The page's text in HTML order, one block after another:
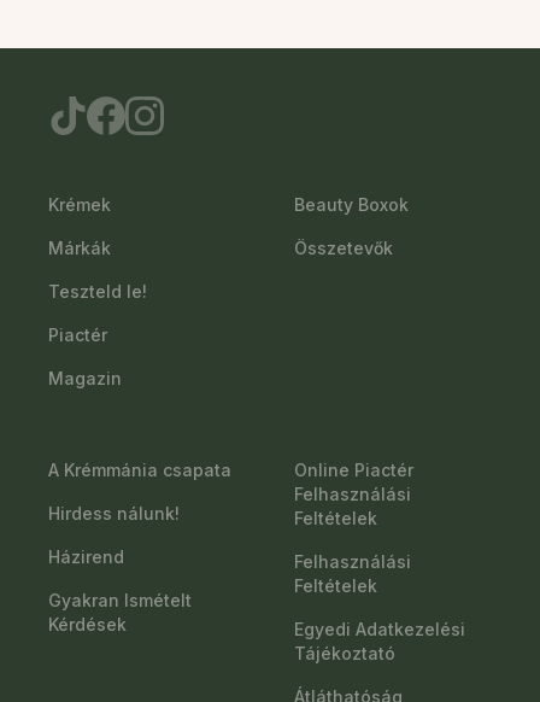
Krémek
Márkák
Teszteld le!
Piactér
Magazin
Beauty Boxok
Összetevők
A Krémmánia csapata
Hirdess nálunk!
Házirend
Gyakran Ismételt
Kérdések
Online Piactér
Felhasználási
Feltételek
Felhasználási
Feltételek
Egyedi Adatkezelési
Tájékoztató
Átláthatóság